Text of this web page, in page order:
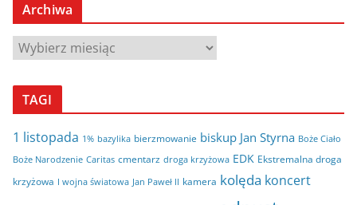
Archiwa
A
c
w
a
TAGI
1 listopada 1% bazylika bierzmowanie biskup Jan Styrna Boże Ciało
Boże Narodzenie Caritas cmentarz droga krzyżowa EDK Ekstremalna droga
krzyżowa I wojna światowa Jan Paweł II kamera kolęda koncert